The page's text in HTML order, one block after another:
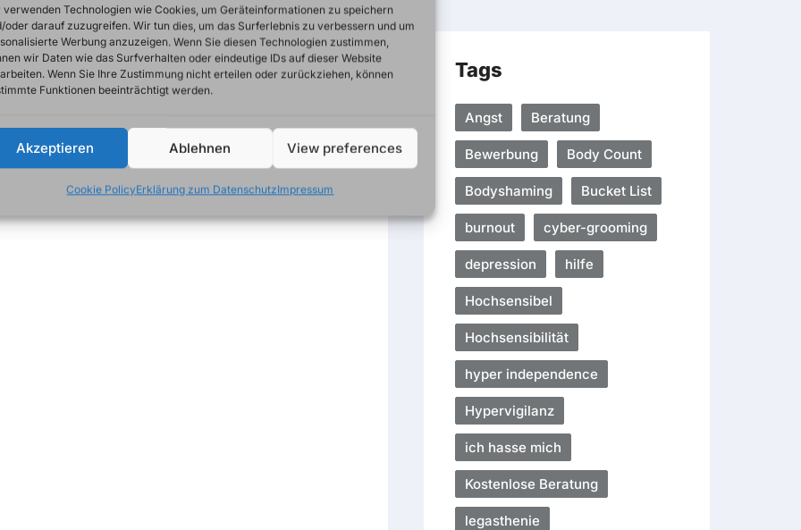
verwenden Technologien wie Cookies, um Geräteinformationen zu speichern
oder darauf zuzugreifen. Wir tun dies, um das Surferlebnis zu verbessern und um
Werbung anzuzeigen. Wenn Sie diesen Technologien zustimmen,
wir Daten wie das Surfverhalten oder eindeutige IDs auf dieser Website
Wenn Sie Ihre Zustimmung nicht erteilen oder zurückziehen, können
Funktionen beeinträchtigt werden.
Akzeptieren Ablehnen View preferences
Cookie PolicyErklärung zum DatenschutzImpressum
Tags
Angst Beratung
Bewerbung Body Count
Bodyshaming Bucket List
burnout cyber-grooming
depression hilfe
Hochsensibel
Hochsensibilität
hyper independence
Hypervigilanz
ich hasse mich
Kostenlose Beratung
legasthenie